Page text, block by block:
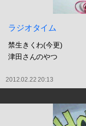
ラジオタイム
禁生きくわ(今更)
津田さんのやつ
2012.02.22 20:13